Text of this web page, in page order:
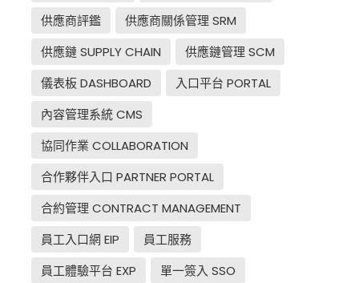
供應商評鑑
供應商關係管理 SRM
供應鏈 SUPPLY CHAIN
供應鏈管理 SCM
儀表板 DASHBOARD
入口平台 PORTAL
內容管理系統 CMS
協同作業 COLLABORATION
合作夥伴入口 PARTNER PORTAL
合約管理 CONTRACT MANAGEMENT
員工入口網 EIP
員工服務
員工體驗平台 EXP
單一簽入 SSO